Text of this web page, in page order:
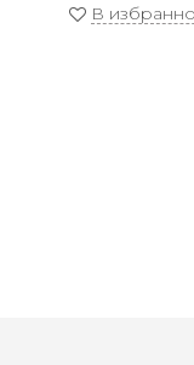
В